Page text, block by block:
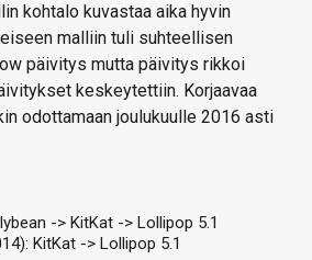
kohtalo kuvastaa aika hyvin
malliin tuli suhteellisen
päivitys mutta päivitys rikkoi
keskeytettiin. Korjaavaa
odottamaan joulukuulle 2016 asti
-> KitKat -> Lollipop 5.1
KitKat -> Lollipop 5.1